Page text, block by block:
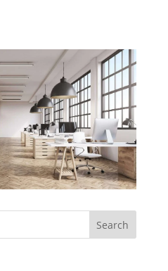
Search